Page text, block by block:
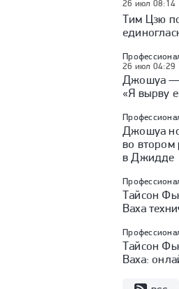
26 июл 08:14
Тим Цзю
26 июл 04:29
Джошуа —
«Я вырву
Джошуа
во втором
в Джидде
Тайсон
Ваха
Тайсон
Ваха: